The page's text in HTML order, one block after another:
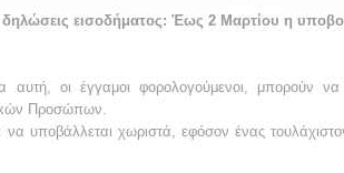
εισοδήματος: Έως 2 Μαρτίου η
αυτή, οι έγγαμοι φορολογούμενοι, μπορούν
Προσώπων.
υποβάλλεται χωριστά, εφόσον ένας